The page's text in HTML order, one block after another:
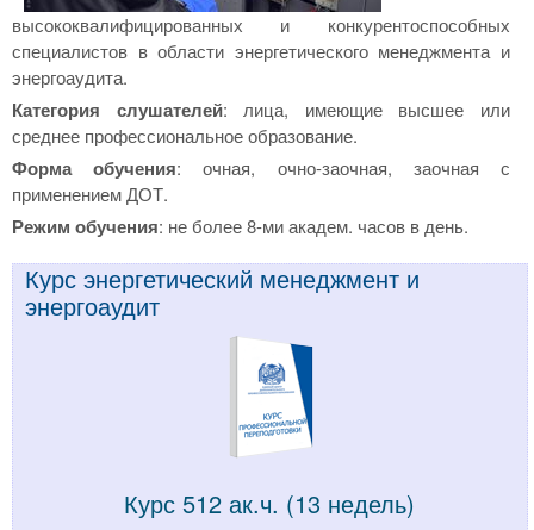
высококвалифицированных и конкурентоспособных
специалистов в области энергетического менеджмента и
энергоаудита.
Категория слушателей: лица, имеющие высшее или
среднее профессиональное образование.
Форма обучения: очная, очно-заочная, заочная с
применением ДОТ.
Режим обучения: не более 8-ми академ. часов в день.
Курс энергетический менеджмент и
энергоаудит
Курс 512 ак.ч. (13 недель)